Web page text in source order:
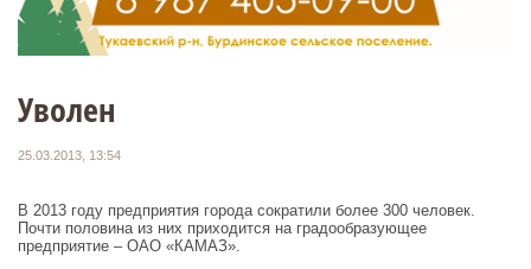
Уволен
25.03.2013, 13:54
В 2013 году предприятия города сократили более 300 человек.
Почти половина из них приходится на градообразующее
предприятие – ОАО «КАМАЗ».